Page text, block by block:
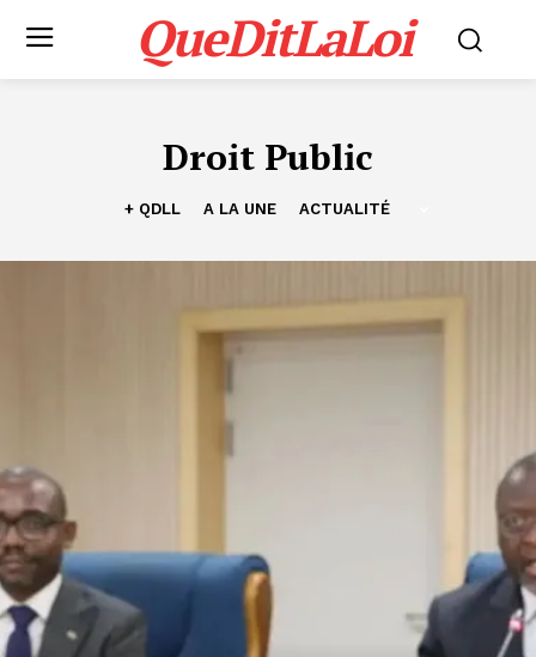
QueDitLaLoi
Droit Public
+ QDLL A LA UNE ACTUALITÉ